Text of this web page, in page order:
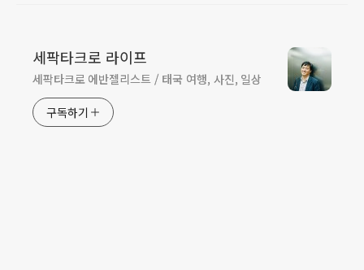
세팍타크로 라이프
세팍타크로 에반젤리스트 / 태국 여행, 사진, 일상
구독하기